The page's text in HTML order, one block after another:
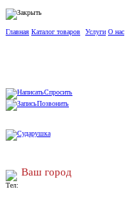
Главная Каталог товаров Услуги О нас
Спросить
Позвонить
Ваш город